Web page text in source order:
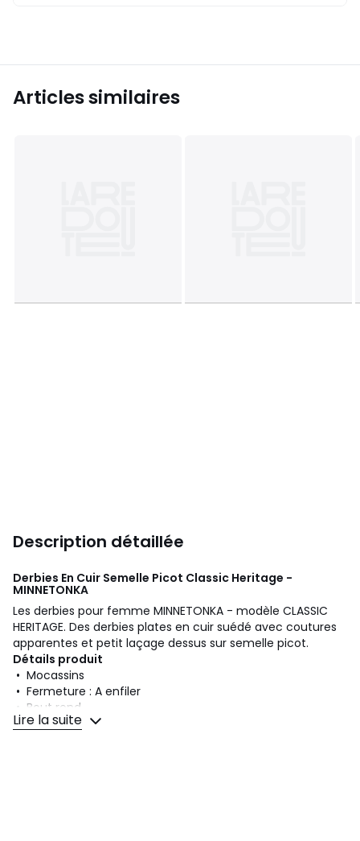
Articles similaires
Description détaillée
Derbies En Cuir Semelle Picot Classic Heritage -
MINNETONKA
Les derbies pour femme MINNETONKA - modèle CLASSIC
HERITAGE. Des derbies plates en cuir suédé avec coutures
apparentes et petit laçage dessus sur semelle picot.
Détails produit
• Mocassins
• Fermeture : A enfiler
• Bout rond
• Finition velours, nubuck
Lire la suite